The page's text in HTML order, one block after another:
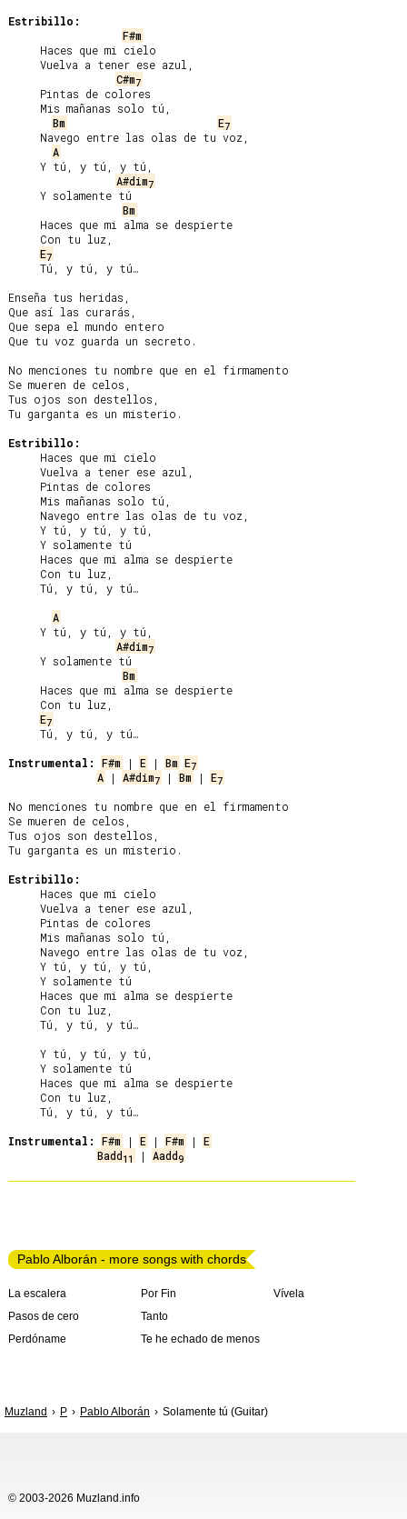
Estribillo:
F#m
C#m7
Bm
E7
A
A#dim7
Bm
E7
Enseña tus heridas,
Que así las curarás,
Que sepa el mundo entero
Que tu voz guarda un secreto.
No menciones tu nombre que en el firmamento
Se mueren de celos,
Tus ojos son destellos,
Tu garganta es un misterio.
Estribillo:
A
A#dim7
Bm
E7
Instrumental:
F#m | E | Bm E7
A | A#dim7 | Bm | E7
No menciones tu nombre que en el firmamento
Se mueren de celos,
Tus ojos son destellos,
Tu garganta es un misterio.
Estribillo:
Instrumental:
F#m | E | F#m | E
Badd11 | Aadd9
Pablo Alborán - more songs with chords
La escalera
Pasos de cero
Perdóname
Por Fin
Tanto
Te he echado de menos
Vívela
Muzland P Pablo Alborán Solamente tú (Guitar)
© 2003-2026 Muzland.info